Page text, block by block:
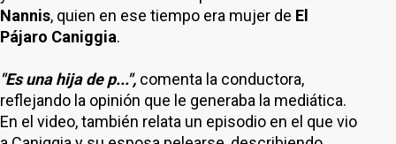
Nannis, quien en ese tiempo era mujer de El
Pájaro Caniggia.
"Es una hija de p...", comenta la conductora,
reflejando la opinión que le generaba la mediática.
En el video, también relata un episodio en el que vio